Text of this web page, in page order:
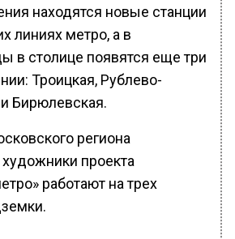
находятся новые станции
линиях метро, а в
в столице появятся еще три
Троицкая, Рублево-
Бирюлевская.
региона
художники проекта
работают на трех